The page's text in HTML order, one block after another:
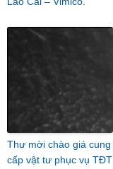
Thư mời chào giá cung
cấp vật tư phục vụ TĐT